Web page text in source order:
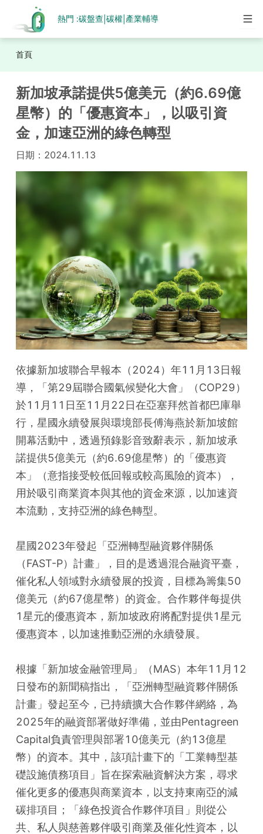
熱門 :碳盤查 碳權| 產業輔導
首頁
新加坡承諾提供5億美元（約6.69億
星幣）的「優惠資本」，以吸引資
金，加速亞洲的綠色轉型
日期： 2024.11.13
依據新加坡聯合早報本（2024）年11月13日報
導，「第29屆聯合國氣候變化大會」（COP29）
於11月11日至11月22日在亞塞拜然首都巴庫舉
行，星國永續發展與環境部長傅海燕於新加坡館
開幕活動中，透過預錄影音致辭表示，新加坡承
諾提供5億美元（約6.69億星幣）的「優惠資
本」（意指接受較低回報或較高風險的資本），
用於吸引商業資本與其他的資金來源，以加速資
本流動，支持亞洲的綠色轉型。
星國2023年發起「亞洲轉型融資夥伴關係
（FAST-P）計畫」，目的是透過混合融資平臺，
催化私人領域對永續發展的投資，目標為籌集50
億美元（約67億星幣）的資金。合作夥伴每提供
1星元的優惠資本，新加坡政府將配對提供1星元
優惠資本，以加速推動亞洲的永續發展。
根據「新加坡金融管理局」（MAS）本年11月12
日發布的新聞稿指出，「亞洲轉型融資夥伴關係
計畫」發起至今，已持續擴大合作夥伴網絡，為
2025年的融資部署做好準備，並由Pentagreen
Capital負責管理與部署10億美元（約13億星
幣）的資本。其中，該項計畫下的「工業轉型基
礎設施債務項目」旨在探索融資解決方案，尋求
催化更多的優惠與商業資本，以支持東南亞的減
碳排項目；「綠色投資合作夥伴項目」則從公
共、私人與慈善夥伴吸引商業及催化性資本，以